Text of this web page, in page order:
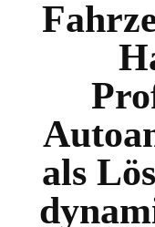
als